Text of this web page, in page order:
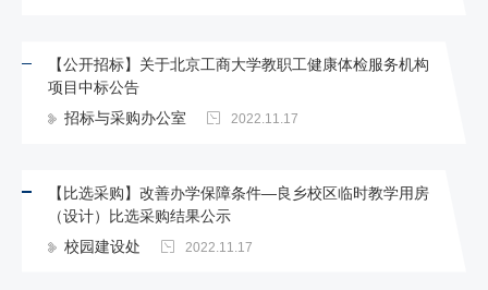
【公开招标】关于北京工商大学教职工健康体检服务机构
项目中标公告
招标与采购办公室
2022.11.17
【比选采购】改善办学保障条件—良乡校区临时教学用房
（设计）比选采购结果公示
校园建设处
2022.11.17